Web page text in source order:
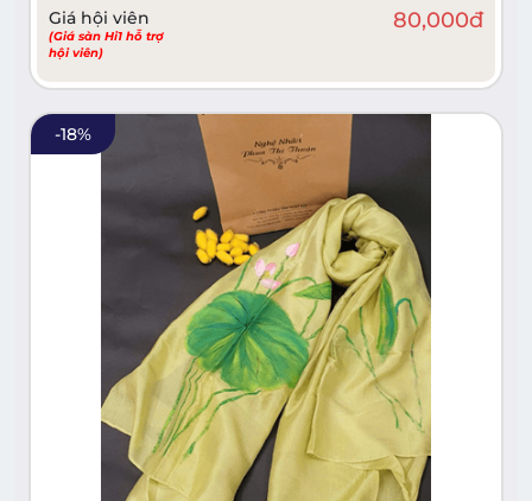
Giá hội viên
(Giá sàn Hi1 hỗ trợ
hội viên)
80,000đ
-18%